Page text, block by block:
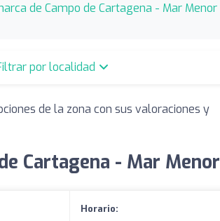
de Campo de Cartagena - Mar Menor
por localidad
de la zona con sus valoraciones y
Cartagena - Mar Menor
Horario: